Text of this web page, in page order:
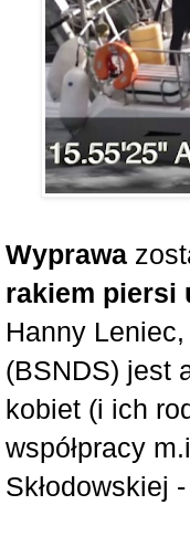
Wyprawa
rakiem piersi
Hanny
(BSNDS) jest
kobiet (i ich
współpracy
Skłodowskiej